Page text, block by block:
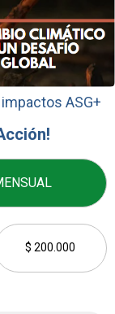
ASG+
$ 200.000